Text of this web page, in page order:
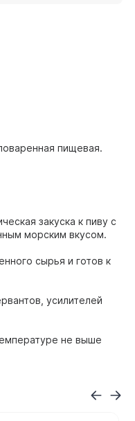
пищевая.
закуска к пиву с
морским вкусом.
сырья и готов к
усилителей
не выше